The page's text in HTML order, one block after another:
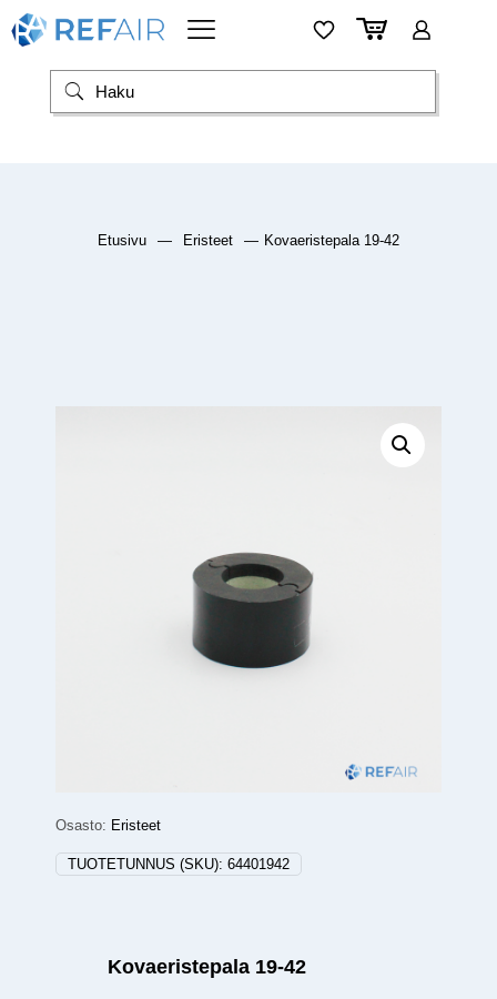
Etusivu — Eristeet — Kovaeristepala 19-42
Osasto: Eristeet
TUOTETUNNUS (SKU): 64401942
Kovaeristepala 19-42